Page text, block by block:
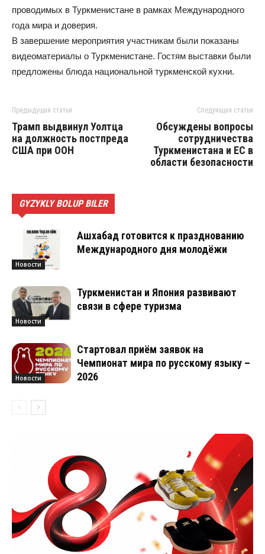
проводимых в Туркменистане в рамках Международного
года мира и доверия.
В завершение мероприятия участникам были показаны
видеоматериалы о Туркменистане. Гостям выставки были
предложены блюда национальной туркменской кухни.
Предыдущая статья
Трамп выдвинул Уолтца
на должность постпреда
США при ООН
Следующая статья
Обсуждены вопросы
сотрудничества
Туркменистана и ЕС в
области безопасности
GYZYKLY BOLUP BILER
Новости
Ашхабад готовится к празднованию
Международного дня молодёжи
Новости
Туркменистан и Япония развивают
связи в сфере туризма
Новости
Стартовал приём заявок на
Чемпионат мира по русскому языку –
2026